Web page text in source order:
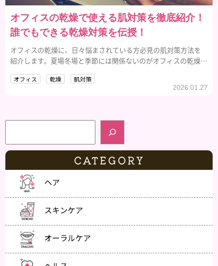
オフィスの乾燥で使える肌対策を徹底紹介！
誰でもできる乾燥対策を伝授！
オフィスの乾燥に、日々悩まされている方必見の肌対策方法を
紹介します。夏場冬場と季節には関係ないのがオフィスの乾燥の
な対策ができるのか解説していきます。
オフィス 乾燥 肌対策
2026.01.27
検索
CATEGORY
ヘア
スキンケア
オーラルケア